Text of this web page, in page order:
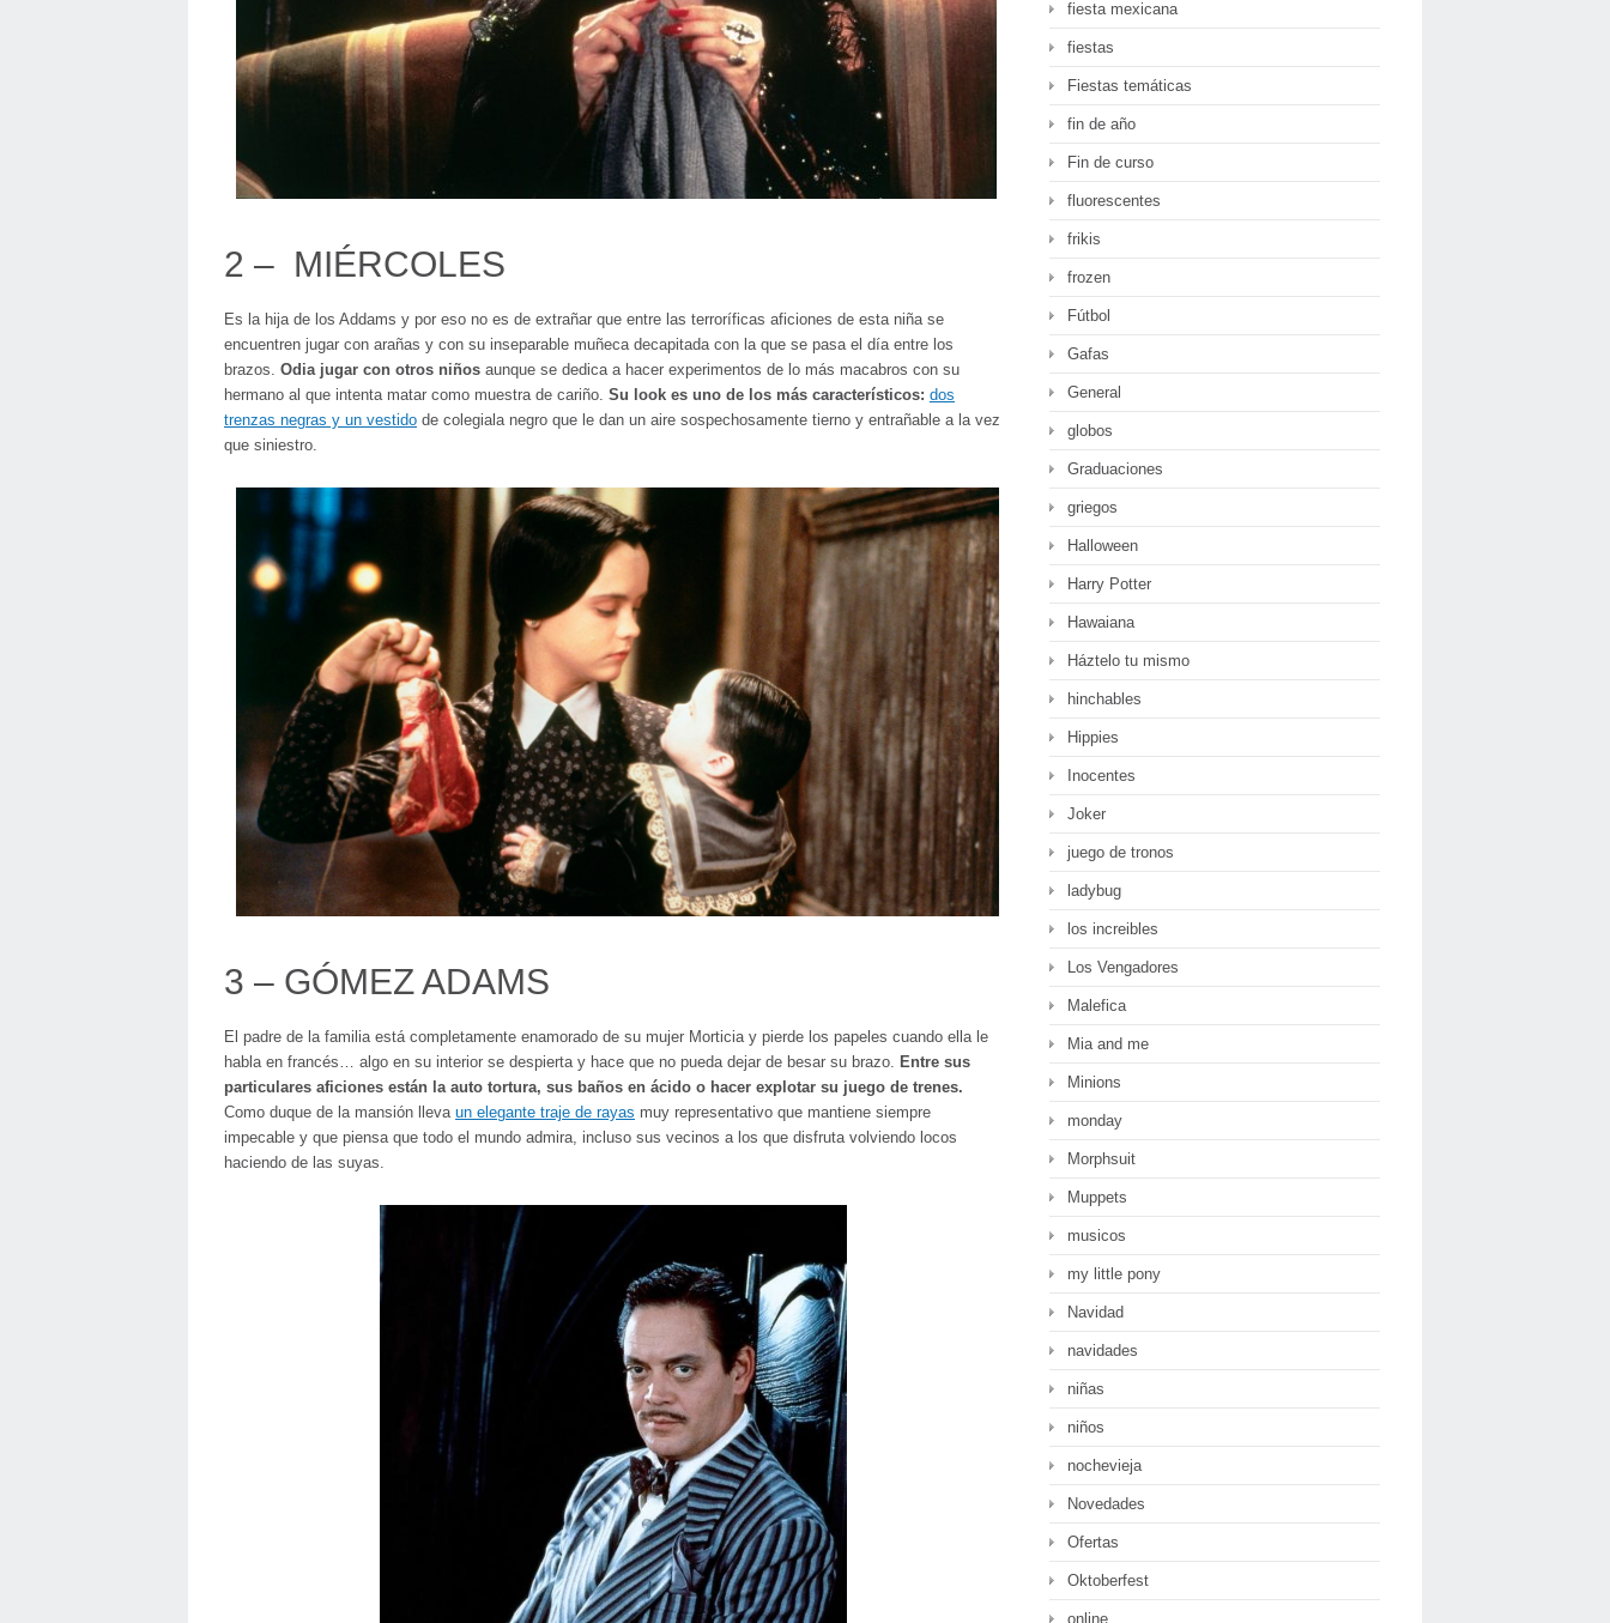
2 – MIÉRCOLES
Es la hija de los Addams y por eso no es de extrañar que entre las terroríficas aficiones de esta niña se
encuentren jugar con arañas y con su inseparable muñeca decapitada con la que se pasa el día entre los
brazos. Odia jugar con otros niños aunque se dedica a hacer experimentos de lo más macabros con su
hermano al que intenta matar como muestra de cariño. Su look es uno de los más característicos: dos
trenzas negras y un vestido de colegiala negro que le dan un aire sospechosamente tierno y entrañable a la vez
que siniestro.
3 – GÓMEZ ADAMS
El padre de la familia está completamente enamorado de su mujer Morticia y pierde los papeles cuando ella le
habla en francés… algo en su interior se despierta y hace que no pueda dejar de besar su brazo. Entre sus
particulares aficiones están la auto tortura, sus baños en ácido o hacer explotar su juego de trenes.
Como duque de la mansión lleva un elegante traje de rayas muy representativo que mantiene siempre
impecable y que piensa que todo el mundo admira, incluso sus vecinos a los que disfruta volviendo locos
haciendo de las suyas.
fiesta mexicana
fiestas
Fiestas temáticas
fin de año
Fin de curso
fluorescentes
frikis
frozen
Fútbol
Gafas
General
globos
Graduaciones
griegos
Halloween
Harry Potter
Hawaiana
Háztelo tu mismo
hinchables
Hippies
Inocentes
Joker
juego de tronos
ladybug
los increibles
Los Vengadores
Malefica
Mia and me
Minions
monday
Morphsuit
Muppets
musicos
my little pony
Navidad
navidades
niñas
niños
nochevieja
Novedades
Ofertas
Oktoberfest
online